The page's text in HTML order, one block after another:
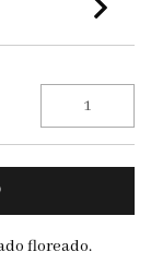
floreado.